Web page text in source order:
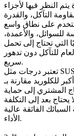
النظر فيها لأجزاء
التآكل، والقدرة
يُستخدم على نطاق واسع
للسوائل، والأعمدة،
التي تحتاج إلى تحمل
للتآكل دون تدهور
سريع.
المشتري إلى حماية
بعد إلى التكلفة
الفائقة عالية
الأداء.